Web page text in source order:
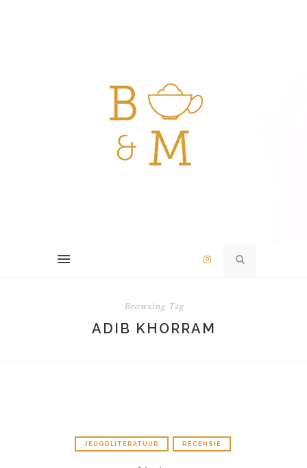
Browsing Tag
ADIB KHORRAM
JEUGDLITERATUUR RECENSIE